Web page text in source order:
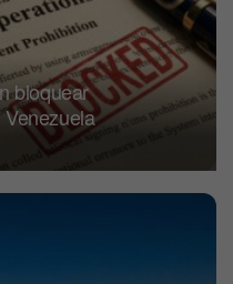
bloquear